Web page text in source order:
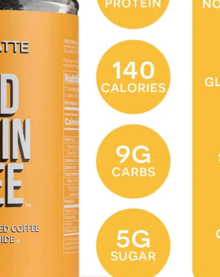
Café Protéiné
Shop All Protéines En Poudre